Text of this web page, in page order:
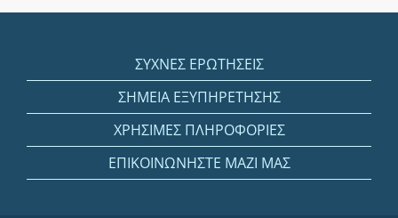
ΣΥΧΝΕΣ ΕΡΩΤΗΣΕΙΣ
ΣΗΜΕΙΑ ΕΞΥΠΗΡΕΤΗΣΗΣ
ΧΡΗΣΙΜΕΣ ΠΛΗΡΟΦΟΡΙΕΣ
ΕΠΙΚΟΙΝΩΝΗΣΤΕ ΜΑΖΙ ΜΑΣ